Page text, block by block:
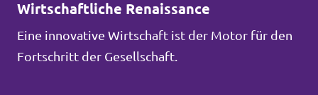
Wirtschaftliche Renaissance
Eine innovative Wirtschaft ist der Motor für den
Fortschritt der Gesellschaft.